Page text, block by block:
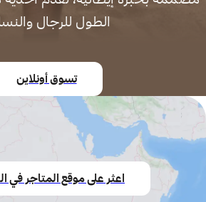
الطول للرجال
تسوق أونلاين
اعثر على موقع المتاجر في